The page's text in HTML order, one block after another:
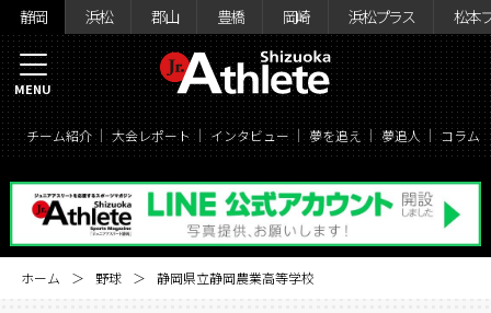
静岡 浜松 郡山 豊橋 岡崎 浜松プラス 松本
チーム紹介 大会レポート インタビュー 夢を追え 夢追人 コラム
MENU
ホーム 野球 静岡県立静岡農業高等学校